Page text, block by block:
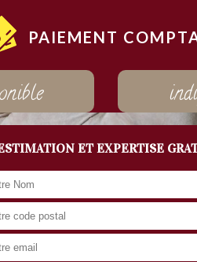
PAIEMENT
ET EXPERTISE